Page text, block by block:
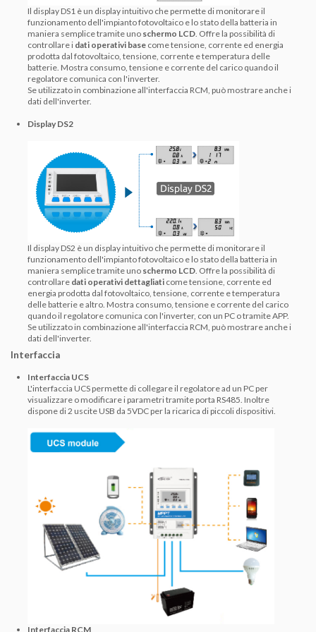
Il display DS1 è un display intuitivo che permette di monitorare il
funzionamento dell'impianto fotovoltaico e lo stato della batteria in
maniera semplice tramite uno schermo LCD. Offre la possibilità di
controllare i dati operativi base come tensione, corrente ed energia
prodotta dal fotovoltaico, tensione, corrente e temperatura delle
batterie. Mostra consumo, tensione e corrente del carico quando il
regolatore comunica con l'inverter.
Se utilizzato in combinazione all'interfaccia RCM, può mostrare anche i
dati dell'inverter.
Display DS2
Il display DS2 è un display intuitivo che permette di monitorare il
funzionamento dell'impianto fotovoltaico e lo stato della batteria in
maniera semplice tramite uno schermo LCD. Offre la possibilità di
controllare dati operativi dettagliati come tensione, corrente ed
energia prodotta dal fotovoltaico, tensione, corrente e temperatura
delle batterie e altro. Mostra consumo, tensione e corrente del carico
quando il regolatore comunica con l'inverter, con un PC o tramite APP.
Se utilizzato in combinazione all'interfaccia RCM, può mostrare anche i
dati dell'inverter.
Interfaccia
Interfaccia UCS
L'interfaccia UCS permette di collegare il regolatore ad un PC per
visualizzare o modificare i parametri tramite porta RS485. Inoltre
dispone di 2 uscite USB da 5VDC per la ricarica di piccoli dispositivi.
Interfaccia RCM